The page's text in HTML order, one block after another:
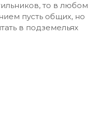
то в любом
пусть общих, но
в подземельях